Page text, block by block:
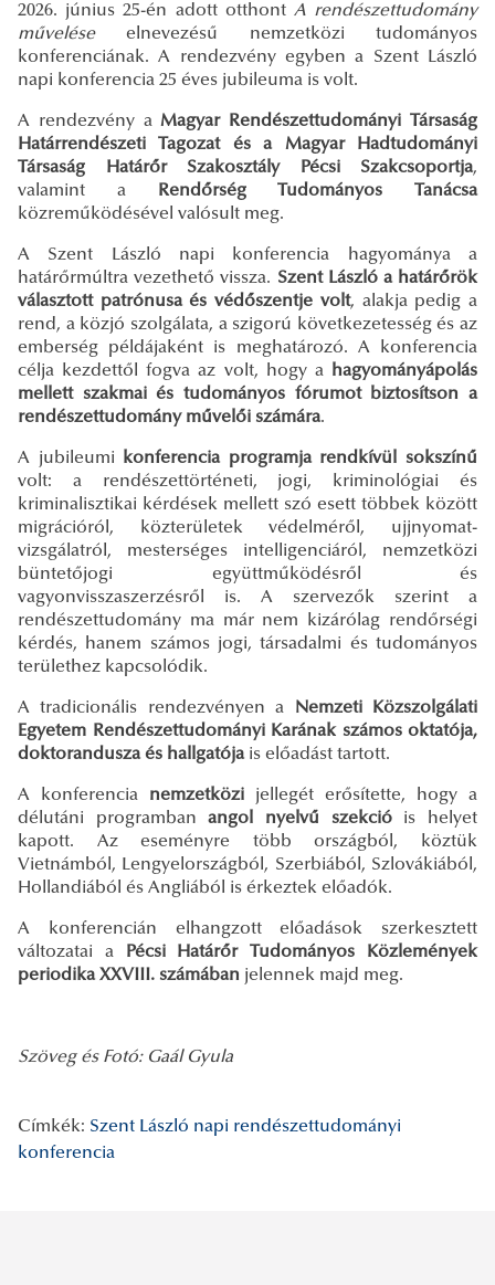
2026. június 25-én adott otthont A rendészettudomány
műveléseelnevezésű nemzetközi tudományos
konferenciának. A rendezvény egyben a Szent László
napi konferencia 25 éves jubileuma is volt.
A rendezvény aMagyar Rendészettudományi Társaság
Határrendészeti Tagozat és a Magyar Hadtudományi
Társaság Határőr Szakosztály Pécsi Szakcsoportja,
valamint a
Rendőrség Tudományos Tanácsa
közreműködésével valósult meg.
A Szent László napi konferencia hagyománya a
határőrmúltra vezethető vissza. Szent László a határőrök
választott patrónusa és védőszentje volt, alakja pedig a
rend, a közjó szolgálata, a szigorú következetesség és az
emberség példájaként is meghatározó. A konferencia
célja kezdettől fogva az volt, hogy a hagyományápolás
mellett szakmai és tudományos fórumot biztosítson a
rendészettudomány művelői számára.
A jubileumi
konferencia programja rendkívül sokszínű
volt: a rendészettörténeti, jogi, kriminológiai és
kriminalisztikai kérdések mellett szó esett többek között
migrációról, közterületek védelméről, ujjnyomat-
vizsgálatról, mesterséges intelligenciáról, nemzetközi
büntetőjogi együttműködésről és
vagyonvisszaszerzésről is. A szervezők szerint a
rendészettudomány ma már nem kizárólag rendőrségi
kérdés, hanem számos jogi, társadalmi és tudományos
területhez kapcsolódik.
A tradicionális rendezvényen a Nemzeti Közszolgálati
Egyetem Rendészettudományi Karának számos oktatója,
doktorandusza és hallgatójais előadást tartott.
A konferencia nemzetközi jellegét erősítette, hogy a
délutáni programbanangol nyelvű szekcióis helyet
kapott. Az eseményre több országból, köztük
Vietnámból, Lengyelországból, Szerbiából, Szlovákiából,
Hollandiából és Angliából is érkeztek előadók.
A konferencián elhangzott előadások szerkesztett
változatai a
Pécsi Határőr Tudományos Közlemények
periodika XXVIII. számában jelennek majd meg.
Szöveg és Fotó: Gaál Gyula
Címkék: Szent László napi rendészettudományi
konferencia